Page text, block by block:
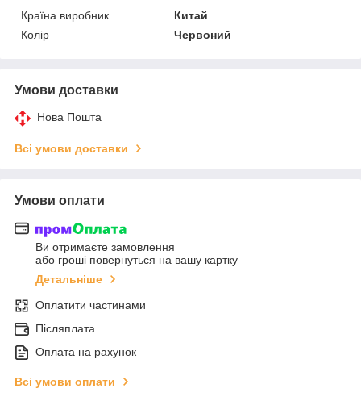
Країна виробник
Китай
Колір
Червоний
Умови доставки
Нова Пошта
Всі умови доставки
Умови оплати
Ви отримаєте замовлення
або гроші повернуться на вашу картку
Детальніше
Оплатити частинами
Післяплата
Оплата на рахунок
Всі умови оплати